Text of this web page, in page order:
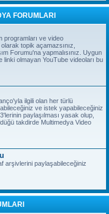
FORUMLARI
programları ve video
topik açamazsınız,
Forumu'na yapmalısınız. Uygun
linki olmayan YouTube videoları bu
ilgili olan her türlü
ve istek yapabileceğiniz
paylaşılması yasak olup,
takdirde Multimedya Video
arşivlerini paylaşabileceğiniz